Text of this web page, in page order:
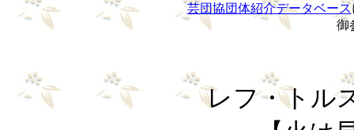
芸団協団体紹介データベース
御
レフ・トル